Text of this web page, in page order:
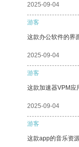
2025-09-04
游客
这款办公软件的界
2025-09-04
游客
这款加速器VPM应
2025-09-04
游客
这款app的音乐资